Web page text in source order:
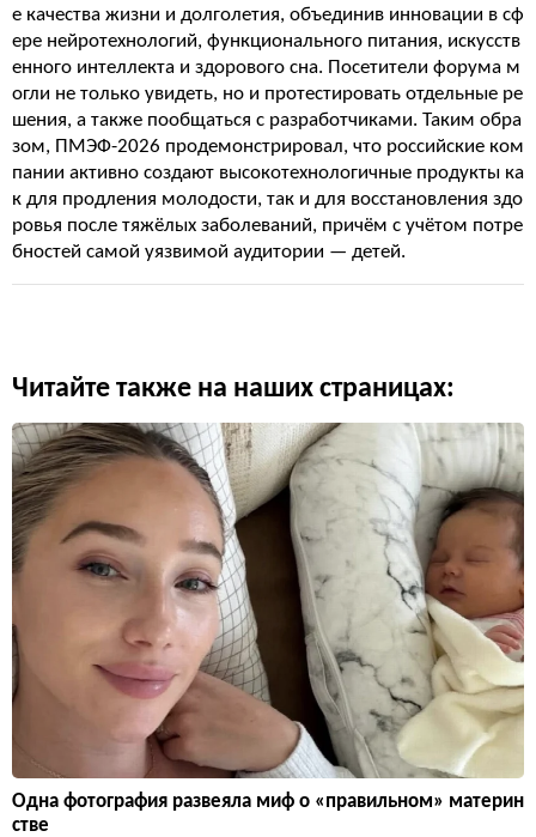
е качества жизни и долголетия, объединив инновации в сф
ере нейротехнологий, функционального питания, искусств
енного интеллекта и здорового сна. Посетители форума м
огли не только увидеть, но и протестировать отдельные ре
шения, а также пообщаться с разработчиками. Таким обра
зом, ПМЭФ-2026 продемонстрировал, что российские ком
пании активно создают высокотехнологичные продукты ка
к для продления молодости, так и для восстановления здо
ровья после тяжёлых заболеваний, причём с учётом потре
бностей самой уязвимой аудитории — детей.
Читайте также на наших страницах:
Одна фотография развеяла миф о «правильном» материн
стве